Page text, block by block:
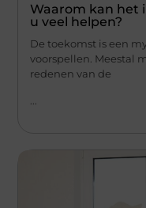
Waarom kan het
u veel helpen?
De toekomst is een
voorspellen. Meestal
redenen van de